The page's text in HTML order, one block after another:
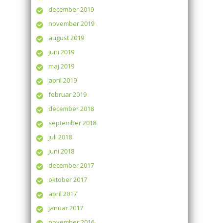
december 2019
november 2019
august 2019
juni 2019
maj 2019
april 2019
februar 2019
december 2018
september 2018
juli 2018
juni 2018
december 2017
oktober 2017
april 2017
januar 2017